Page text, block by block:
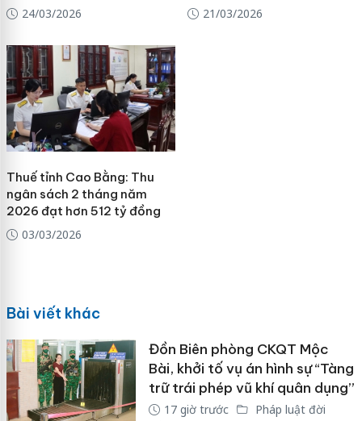
24/03/2026
21/03/2026
Thuế tỉnh Cao Bằng: Thu
ngân sách 2 tháng năm
2026 đạt hơn 512 tỷ đồng
03/03/2026
Bài viết khác
Đồn Biên phòng CKQT Mộc
Bài, khởi tố vụ án hình sự “Tàng
trữ trái phép vũ khí quân dụng”
17 giờ trước
Pháp luật đời